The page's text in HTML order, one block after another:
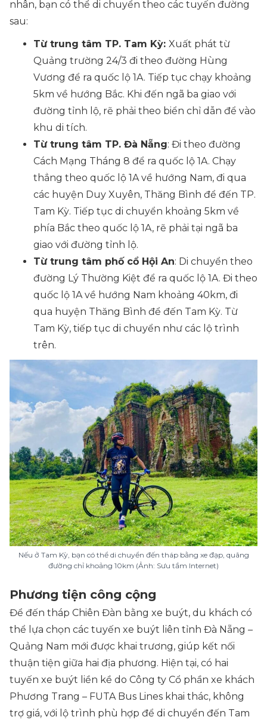
nhân, bạn có thể di chuyển theo các tuyến đường
sau:
Từ trung tâm TP. Tam Kỳ: Xuất phát từ
Quảng trường 24/3 đi theo đường Hùng
Vương để ra quốc lộ 1A. Tiếp tục chạy khoảng
5km về hướng Bắc. Khi đến ngã ba giao với
đường tỉnh lộ, rẽ phải theo biển chỉ dẫn để vào
khu di tích.
Từ trung tâm TP. Đà Nẵng: Đi theo đường
Cách Mạng Tháng 8 để ra quốc lộ 1A. Chạy
thẳng theo quốc lộ 1A về hướng Nam, đi qua
các huyện Duy Xuyên, Thăng Bình để đến TP.
Tam Kỳ. Tiếp tục di chuyển khoảng 5km về
phía Bắc theo quốc lộ 1A, rẽ phải tại ngã ba
giao với đường tỉnh lộ.
Từ trung tâm phố cổ Hội An: Di chuyển theo
đường Lý Thường Kiệt để ra quốc lộ 1A. Đi theo
quốc lộ 1A về hướng Nam khoảng 40km, đi
qua huyện Thăng Bình để đến Tam Kỳ. Từ
Tam Kỳ, tiếp tục di chuyển như các lộ trình
trên.
Nếu ở Tam Kỳ, bạn có thể di chuyển đến tháp bằng xe đạp, quãng
đường chỉ khoảng 10km (Ảnh: Sưu tầm Internet)
Phương tiện công cộng
Để đến tháp Chiên Đàn bằng xe buýt, du khách có
thể lựa chọn các tuyến xe buýt liên tỉnh Đà Nẵng –
Quảng Nam mới được khai trương, giúp kết nối
thuận tiện giữa hai địa phương. Hiện tại, có hai
tuyến xe buýt liền kề do Công ty Cổ phần xe khách
Phương Trang – FUTA Bus Lines khai thác, không
trợ giá, với lộ trình phù hợp để di chuyển đến Tam